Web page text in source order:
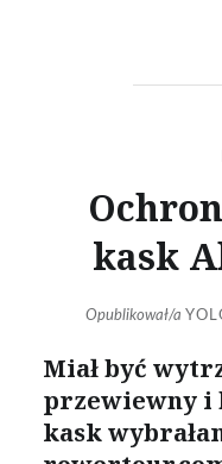
kask
Opublikował/a
Miał być
przewiewny i
kask